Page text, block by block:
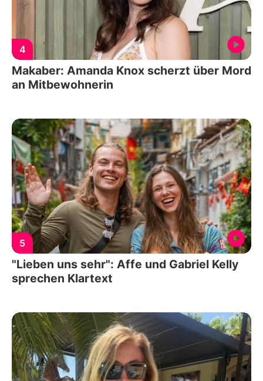
4
Makaber: Amanda Knox scherzt über Mord
an Mitbewohnerin
5
"Lieben uns sehr": Affe und Gabriel Kelly
sprechen Klartext